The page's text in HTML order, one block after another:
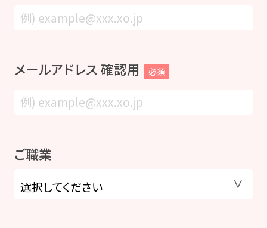
メールアドレス 確認用 必須
ご職業